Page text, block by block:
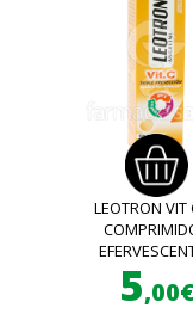
LEOTRON VIT
5,00€